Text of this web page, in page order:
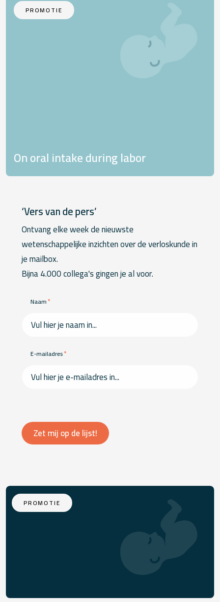
PROMOTIE
On oral intake during labor
‘Vers van de pers’
Ontvang elke week de nieuwste
wetenschappelijke inzichten over de verloskunde in
je mailbox.
Bijna 4.000 collega's gingen je al voor.
Naam*
E-mailadres*
Zet mij op de lijst!
PROMOTIE